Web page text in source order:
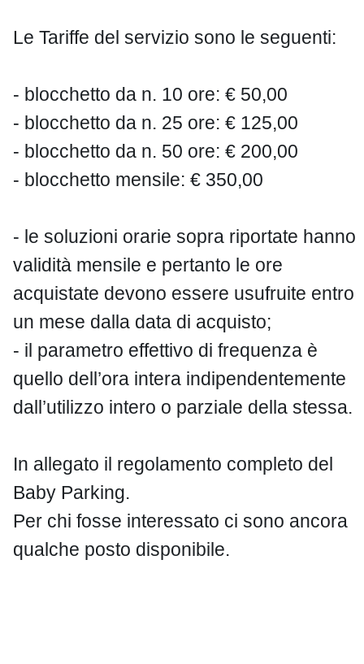
Le Tariffe del servizio sono le seguenti:
- blocchetto da n. 10 ore: € 50,00
- blocchetto da n. 25 ore: € 125,00
- blocchetto da n. 50 ore: € 200,00
- blocchetto mensile: € 350,00
- le soluzioni orarie sopra riportate hanno
validità mensile e pertanto le ore
acquistate devono essere usufruite entro
un mese dalla data di acquisto;
- il parametro effettivo di frequenza è
quello dell’ora intera indipendentemente
dall’utilizzo intero o parziale della stessa.
In allegato il regolamento completo del
Baby Parking.
Per chi fosse interessato ci sono ancora
qualche posto disponibile.